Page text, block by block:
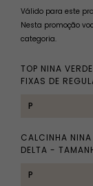
Válido para este
Nesta promoção
categoria.
TOP NINA
FIXAS DE
CALCINHA
DELTA -